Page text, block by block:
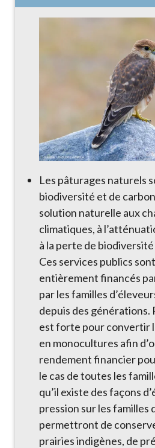
Les pâturages naturels
biodiversité et de
solution naturelle aux
climatiques, à
à la perte de
Ces services publics
entièrement financés
par les familles
depuis des générations.
est forte pour convertir
en monocultures afin
rendement financier
le cas de toutes les
qu’il existe des façons
pression sur les familles
permettront de
prairies indigènes, de